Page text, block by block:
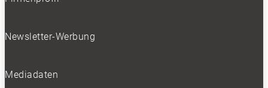
Newsletter-Werbung
Mediadaten